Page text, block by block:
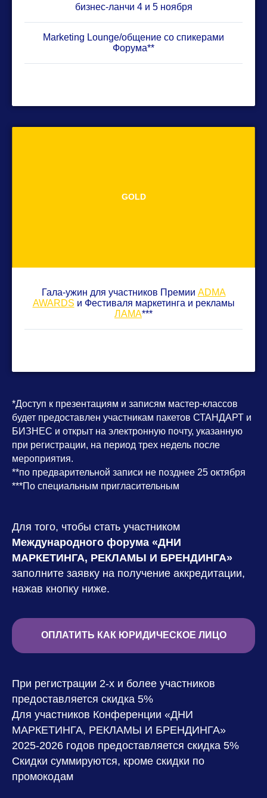
бизнес-ланчи 4 и 5 ноября
Marketing Lounge/общение со спикерами
Форума**
GOLD
Гала-ужин для участников Премии ADMA
AWARDS и Фестиваля маркетинга и рекламы
ЛАМА***
*Доступ к презентациям и записям мастер-классов
будет предоставлен участникам пакетов СТАНДАРТ и
БИЗНЕС и открыт на электронную почту, указанную
при регистрации, на период трех недель после
мероприятия.
**по предварительной записи не позднее 25 октября
***По специальным пригласительным
Для того, чтобы стать участником
Международного форума «ДНИ
МАРКЕТИНГА, РЕКЛАМЫ И БРЕНДИНГА»
заполните заявку на получение аккредитации,
нажав кнопку ниже.
ОПЛАТИТЬ КАК ЮРИДИЧЕСКОЕ ЛИЦО
При регистрации 2-х и более участников
предоставляется скидка 5%
Для участников Конференции «ДНИ
МАРКЕТИНГА, РЕКЛАМЫ И БРЕНДИНГА»
2025-2026 годов предоставляется скидка 5%
Скидки суммируются, кроме скидки по
промокодам